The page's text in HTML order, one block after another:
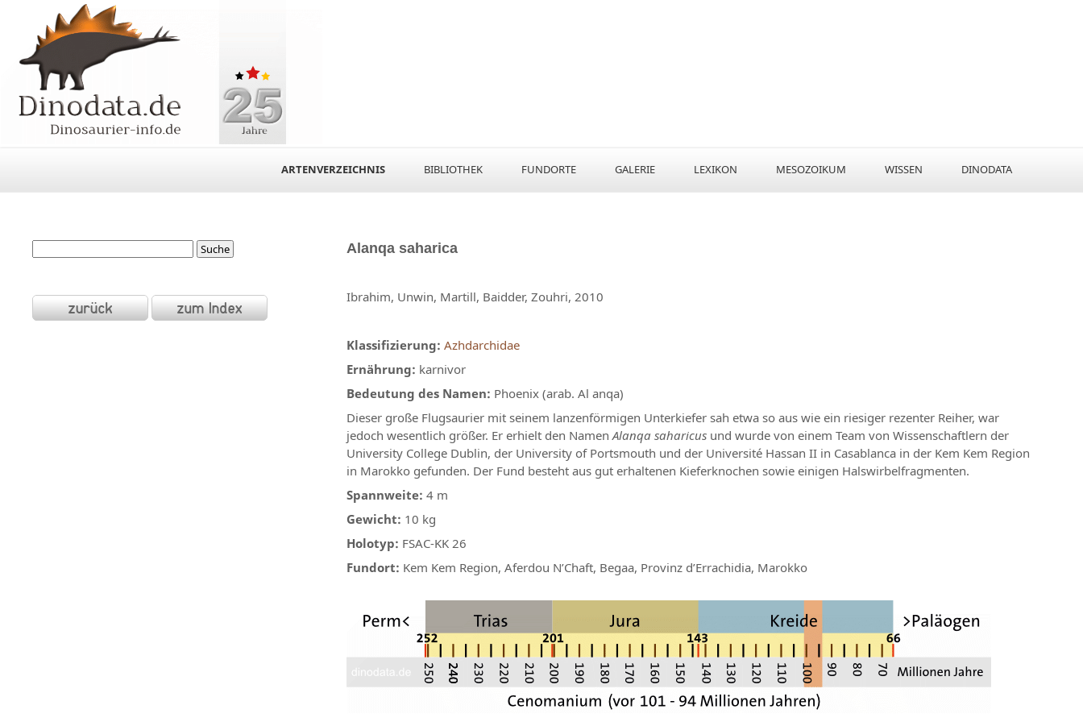
ARTENVERZEICHNIS BIBLIOTHEK FUNDORTE GALERIE LEXIKON MESOZOIKUM WISSEN DINODATA
Alanqa saharica
Ibrahim, Unwin, Martill, Baidder, Zouhri, 2010
Klassifizierung: Azhdarchidae
Ernährung: karnivor
Bedeutung des Namen: Phoenix (arab. Al anqa)
Dieser große Flugsaurier mit seinem lanzenförmigen Unterkiefer sah etwa so aus wie ein riesiger rezenter Reiher, war
jedoch wesentlich größer. Er erhielt den NamenAlanqa saharicus und wurde von einem Team von Wissenschaftlern der
University College Dublin, der University of Portsmouth und der Université Hassan II in Casablanca in der Kem Kem Region
in Marokko gefunden. Der Fund besteht aus gut erhaltenen Kieferknochen sowie einigen Halswirbelfragmenten.
Spannweite: 4 m
Gewicht: 10 kg
Holotyp: FSAC-KK 26
Fundort: Kem Kem Region, Aferdou N’Chaft, Begaa, Provinz d’Errachidia, Marokko